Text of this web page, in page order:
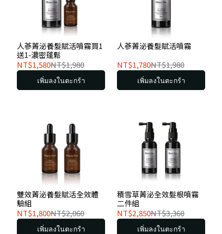
人蔘菁泌養髮賦活噴霧買1
送1-濃密蓬鬆
NT$1,580NT$1,980
เพิ่มลงในตะกร้า
人蔘菁泌養髮賦活噴霧
NT$1,780NT$1,980
เพิ่มลงในตะกร้า
雙效菁泌養髮賦活全效體
驗組
NT$1,800NT$2,060
เพิ่มลงในตะกร้า
積雪草菁泌全效髮根噴霧
二件組
NT$2,850NT$3,360
เพิ่มลงในตะกร้า